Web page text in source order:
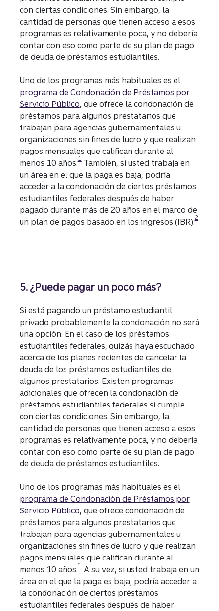
con ciertas condiciones. Sin embargo, la
cantidad de personas que tienen acceso a esos
programas es relativamente poca, y no debería
contar con eso como parte de su plan de pago
de deuda de préstamos estudiantiles.
Uno de los programas más habituales es el
programa de Condonación de Préstamos por
Servicio Público, que ofrece la condonación de
préstamos para algunos prestatarios que
trabajan para agencias gubernamentales u
organizaciones sin fines de lucro y que realizan
pagos mensuales que califican durante al
menos 10 años.
Divulgación
1También, si usted trabaja en
un área en el que la paga es baja, podría
acceder a la condonación de ciertos préstamos
estudiantiles federales después de haber
pagado durante más de 20 años en el marco de
un plan de pagos basado en los ingresos (IBR).2
5. ¿Puede pagar un poco más?
Si está pagando un préstamo estudiantil
privado probablemente la condonación no será
una opción. En el caso de los préstamos
estudiantiles federales, quizás haya escuchado
acerca de los planes recientes de cancelar la
deuda de los préstamos estudiantiles de
algunos prestatarios. Existen programas
adicionales que ofrecen la condonación de
préstamos estudiantiles federales si cumple
con ciertas condiciones. Sin embargo, la
cantidad de personas que tienen acceso a esos
programas es relativamente poca, y no debería
contar con eso como parte de su plan de pago
de deuda de préstamos estudiantiles.
Uno de los programas más habituales es el
programa de Condonación de Préstamos por
Servicio Público, que ofrece condonación de
préstamos para algunos prestatarios que
trabajan para agencias gubernamentales u
organizaciones sin fines de lucro y que realizan
pagos mensuales que califican durante al
menos 10 años.1 A su vez, si usted trabaja en un
área en el que la paga es baja, podría acceder a
la condonación de ciertos préstamos
estudiantiles federales después de haber